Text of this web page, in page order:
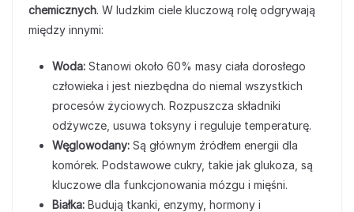
chemicznych. W ludzkim ciele kluczową rolę odgrywają
między innymi:
Woda: Stanowi około 60% masy ciała dorosłego
człowieka i jest niezbędna do niemal wszystkich
procesów życiowych. Rozpuszcza składniki
odżywcze, usuwa toksyny i reguluje temperaturę.
Węglowodany: Są głównym źródłem energii dla
komórek. Podstawowe cukry, takie jak glukoza, są
kluczowe dla funkcjonowania mózgu i mięśni.
Białka: Budują tkanki, enzymy, hormony i